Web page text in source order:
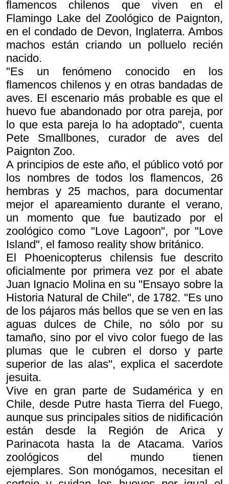
flamencos chilenos que viven en el
Flamingo Lake del Zoológico de Paignton,
en el condado de Devon, Inglaterra. Ambos
machos están criando un polluelo recién
nacido.
"Es un fenómeno conocido en los
flamencos chilenos y en otras bandadas de
aves. El escenario más probable es que el
huevo fue abandonado por otra pareja, por
lo que esta pareja lo ha adoptado", cuenta
Pete Smallbones, curador de aves del
Paignton Zoo.
A principios de este año, el público votó por
los nombres de todos los flamencos, 26
hembras y 25 machos, para documentar
mejor el apareamiento durante el verano,
un momento que fue bautizado por el
zoológico como "Love Lagoon", por "Love
Island", el famoso reality show británico.
El Phoenicopterus chilensisfue descrito
oficialmente por primera vez por el abate
Juan Ignacio Molina en su "Ensayo sobre la
Historia Natural de Chile", de 1782. "Es uno
de los pájaros más bellos que se ven en las
aguas dulces de Chile, no sólo por su
tamaño, sino por el vivo color fuego de las
plumas que le cubren el dorso y parte
superior de las alas", explica el sacerdote
jesuita.
Vive en gran parte de Sudamérica y en
Chile, desde Putre hasta Tierra del Fuego,
aunque sus principales sitios de nidificación
están desde la Región de Arica y
Parinacota hasta la de Atacama. Varios
zoológicos del mundo tienen
ejemplares. Son monógamos, necesitan el